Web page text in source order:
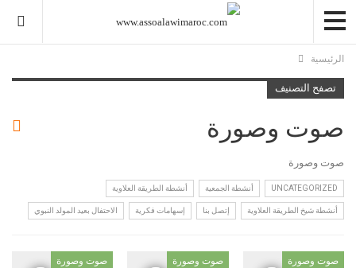
التصنيف
وصورة
وصورة
أنشطة الجمعية أنشطة الطريقة العلاوية
شيخ الطريقة العلاوية إتصل بنا إسهامات فكرية الاحتفال بعيد المولد النبوي
وصورة صوت وصورة صوت وصورة